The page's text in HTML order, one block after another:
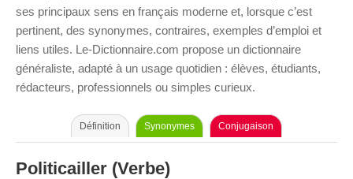
ses principaux sens en français moderne et, lorsque c’est
pertinent, des synonymes, contraires, exemples d’emploi et
liens utiles. Le-Dictionnaire.com propose un dictionnaire
généraliste, adapté à un usage quotidien : élèves, étudiants,
rédacteurs, professionnels ou simples curieux.
Définition Synonymes Conjugaison
Politicailler (Verbe)